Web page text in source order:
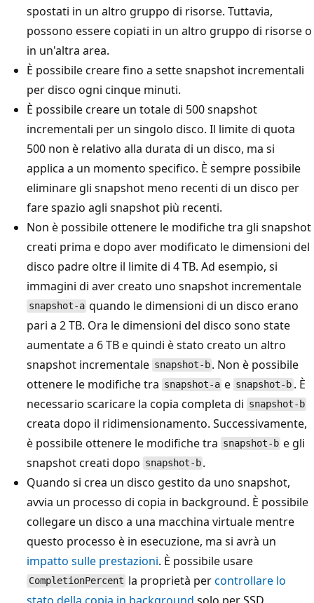
spostati in un altro gruppo di risorse. Tuttavia,
possono essere copiati in un altro gruppo di risorse o
in un'altra area.
È possibile creare fino a sette snapshot incrementali
per disco ogni cinque minuti.
È possibile creare un totale di 500 snapshot
incrementali per un singolo disco. Il limite di quota
500 non è relativo alla durata di un disco, ma si
applica a un momento specifico. È sempre possibile
eliminare gli snapshot meno recenti di un disco per
fare spazio agli snapshot più recenti.
Non è possibile ottenere le modifiche tra gli snapshot
creati prima e dopo aver modificato le dimensioni del
disco padre oltre il limite di 4 TB. Ad esempio, si
immagini di aver creato uno snapshot incrementale
snapshot-a quando le dimensioni di un disco erano
pari a 2 TB. Ora le dimensioni del disco sono state
aumentate a 6 TB e quindi è stato creato un altro
snapshot incrementale snapshot-b . Non è possibile
ottenere le modifiche tra snapshot-a e snapshot-b . È
necessario scaricare la copia completa di snapshot-b
creata dopo il ridimensionamento. Successivamente,
è possibile ottenere le modifiche tra snapshot-b e gli
snapshot creati dopo snapshot-b .
Quando si crea un disco gestito da uno snapshot,
avvia un processo di copia in background. È possibile
collegare un disco a una macchina virtuale mentre
questo processo è in esecuzione, ma si avrà un
impatto sulle prestazioni. È possibile usare
CompletionPercent la proprietà percontrollare lo
stato della copia in background solo per SSD